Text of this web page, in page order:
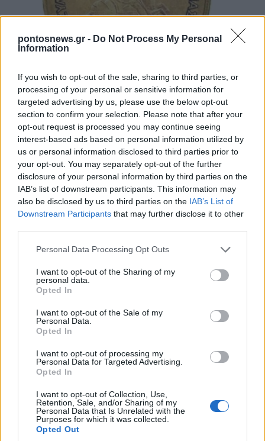
pontosnews.gr - Do Not Process My Personal
Information
If you wish to opt-out of the sale, sharing to third parties, or
processing of your personal or sensitive information for
targeted advertising by us, please use the below opt-out
section to confirm your selection. Please note that after your
opt-out request is processed you may continue seeing
interest-based ads based on personal information utilized by
us or personal information disclosed to third parties prior to
your opt-out. You may separately opt-out of the further
disclosure of your personal information by third parties on the
IAB’s list of downstream participants. This information may
also be disclosed by us to third parties on the IAB’s List of
Downstream Participants that may further disclose it to other
Please note that this website/app uses one or more Google
not limited to your visit or usage behaviour. You may click to
grant or deny consent to Google and its third-party tags to
use your data for below specified purposes in below Google
consent section.
Personal Data Processing Opt Outs
I want to opt-out of the Sharing of my
personal data.
Opted In
I want to opt-out of the Sale of my
Personal Data.
Opted In
I want to opt-out of processing my
Personal Data for Targeted Advertising.
Opted In
I want to opt-out of Collection, Use,
Retention, Sale, and/or Sharing of my
Personal Data that Is Unrelated with the
Purposes for which it was collected.
Opted Out
ΕΚΔΗΛΩΣΕΙΣ
Λαγκαδάς: Άψιμον στη νύχτα από τον Ποντιακό
Σύλλογο Ευαγγελίστριας «Τερψιθέα»
4/08/2026 - 9:23μμ
Μεγάλη ποντιακή βραδιά από τον Πολιτιστικό
4/08/2026 - 7:17μμ